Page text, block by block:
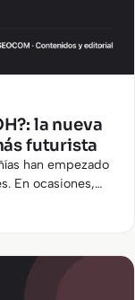
la nueva
futurista
han empezado
En ocasiones,
campañas…